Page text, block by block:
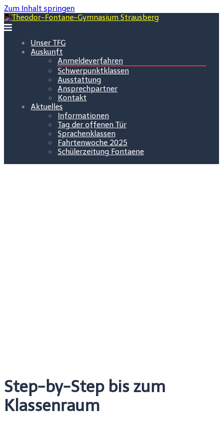
Zum Inhalt springen
Unser TFG
Auskunft
Anmeldeverfahren
Schwerpunktklassen
Ausstattung
Ansprechpartner
Kontakt
Aktuelles
Informationen
Tag der offenen Tür
Sprachenklassen
Fahrtenwoche 2025
Schülerzeitung Fontaene
Step-by-Step bis zum
Klassenraum